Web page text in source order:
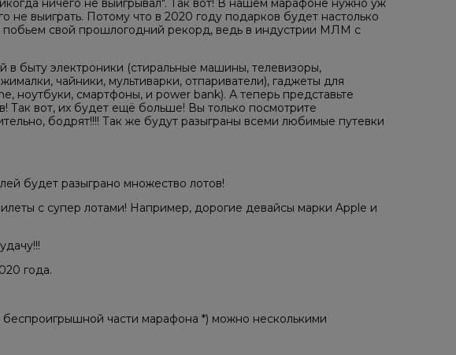
ничего не выигрывал". Так вот! В нашем марафоне нужно уж
не выиграть. Потому что в 2020 году подарков будет настолько
побьем свой прошлогодний рекорд, ведь в индустрии МЛМ с
в быту электроники (стиральные машины, телевизоры,
чайники, мультиварки, отпариватели), гаджеты для
ноутбуки, смартфоны, и power bank). А теперь представьте
Так вот, их будет ещё больше! Вы только посмотрите
бодрят!!!! Так же будут разыграны всеми любимые путевки
будет разыграно множество лотов!
с супер лотами! Например, дорогие девайсы марки Apple и
года.
части марафона *) можно несколькими